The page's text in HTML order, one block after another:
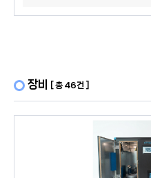
장비 [ 총 46건 ]